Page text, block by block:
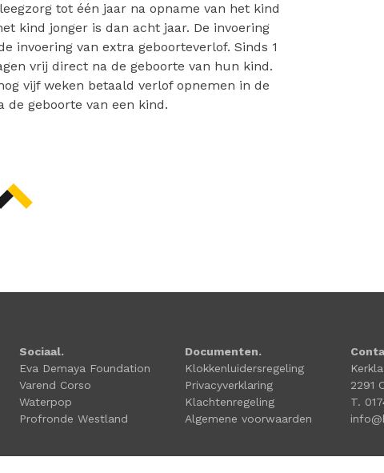
tot één jaar na opname van het kind
kind jonger is dan acht jaar. De invoering
invoering van extra geboorteverlof. Sinds 1
vrij direct na de geboorte van hun kind.
vijf weken betaald verlof opnemen in de
de geboorte van een kind.
Sociaal.
Eva Demaya Foundation
Varend Corso
Waterpop
Profronde Westland
Documenten.
Klokkenluidersregeling
Privacyverklaring
Klachtenregeling
Algemene voorwaarden
2291
T.